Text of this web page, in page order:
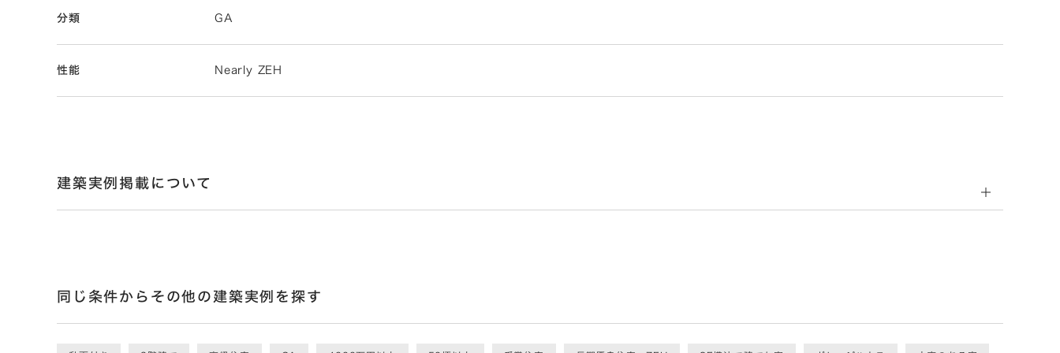
分類 GA
性能 Nearly ZEH
建築実例掲載について
同じ条件からその他の建築実例を探す